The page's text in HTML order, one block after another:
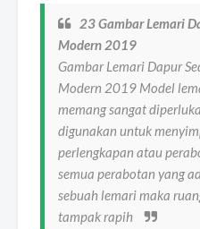
23 Gambar Lemari
Modern 2019
Gambar Lemari Dapur
Modern 2019 Model
memang sangat
digunakan untuk
perlengkapan atau
semua perabotan yang
sebuah lemari maka
tampak rapih